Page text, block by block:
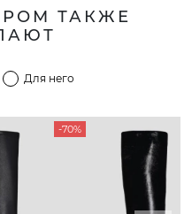
ТАКЖЕ
Для него
-70%